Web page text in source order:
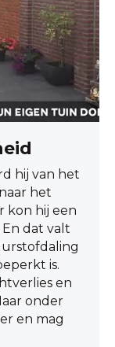
hij van het
het
kon hij een
dat valt
is.
en
onder
en mag